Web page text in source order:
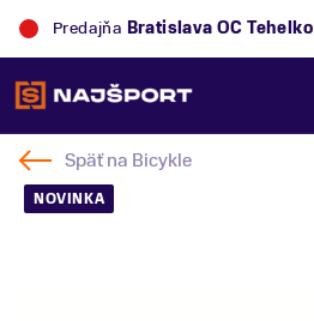
Predajňa Bratislava OC Tehelko
Späť na Bicykle
NOVINKA